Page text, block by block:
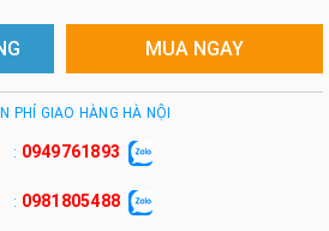
MUA NGAY
PHÍ GIAO HÀNG HÀ NỘI
: 0949761893
: 0981805488